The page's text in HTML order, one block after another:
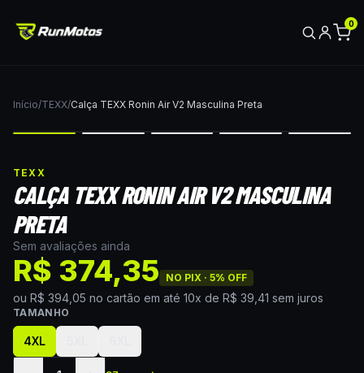
0
Início/TEXX/Calça TEXX Ronin Air V2 Masculina Preta
TEXX
CALÇA TEXX RONIN AIR V2 MASCULINA
PRETA
Sem avaliações ainda
R$ 374,35 NO PIX · 5% OFF
ou R$ 394,05 no cartão em até 10x de R$ 39,41 sem juros
TAMANHO
4XL